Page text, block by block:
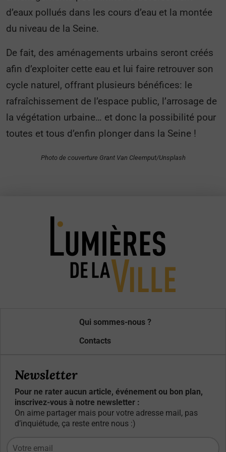
d’eaux pollués dans les cours d’eau et la montée
du niveau de la Seine.
De fait, des aménagements urbains seront créés
afin d’exploiter cette eau et lui faire retrouver son
cycle naturel, offrant plusieurs bénéfices: le
rafraîchissement de l’espace public, l’arrosage de
la végétation urbaine… et donc la possibilité pour
toutes et tous d’enfin plonger dans la Seine !
Photo de couverture Grant Van Cleemput/Unsplash
Qui sommes-nous ?
Contacts
Newsletter
Pour ne rater aucun article, événement ou bon plan,
inscrivez-vous à notre newsletter :
On aime partager mais pour votre adresse mail, pas
d’inquiétude, ça reste entre nous :)